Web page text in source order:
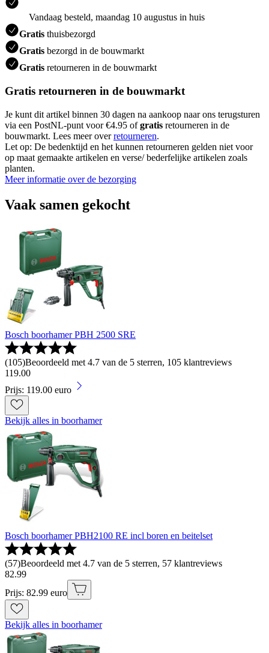
Vandaag besteld, maandag 10 augustus in huis
Gratis thuisbezorgd
Gratis bezorgd in de bouwmarkt
Gratis retourneren in de bouwmarkt
Gratis retourneren in de bouwmarkt
Je kunt dit artikel binnen 30 dagen na aankoop naar ons terugsturen
via een PostNL-punt voor €4.95 ofgratis retourneren in de
bouwmarkt. Lees meer overretourneren.
Let op: De bedenktijd en het kunnen retourneren gelden niet voor
op maat gemaakte artikelen en verse/ bederfelijke artikelen zoals
planten.
Meer informatie over de bezorging
Vaak samen gekocht
Bosch boorhamer PBH 2500 SRE
(105)Beoordeeld met 4.7 van de 5 sterren, 105 klantreviews
119.00
Prijs: 119.00 euro
Bekijk alles in boorhamer
Bosch boorhamer PBH2100 RE incl boren en beitelset
(57)Beoordeeld met 4.7 van de 5 sterren, 57 klantreviews
82.99
Prijs: 82.99 euro
Bekijk alles in boorhamer